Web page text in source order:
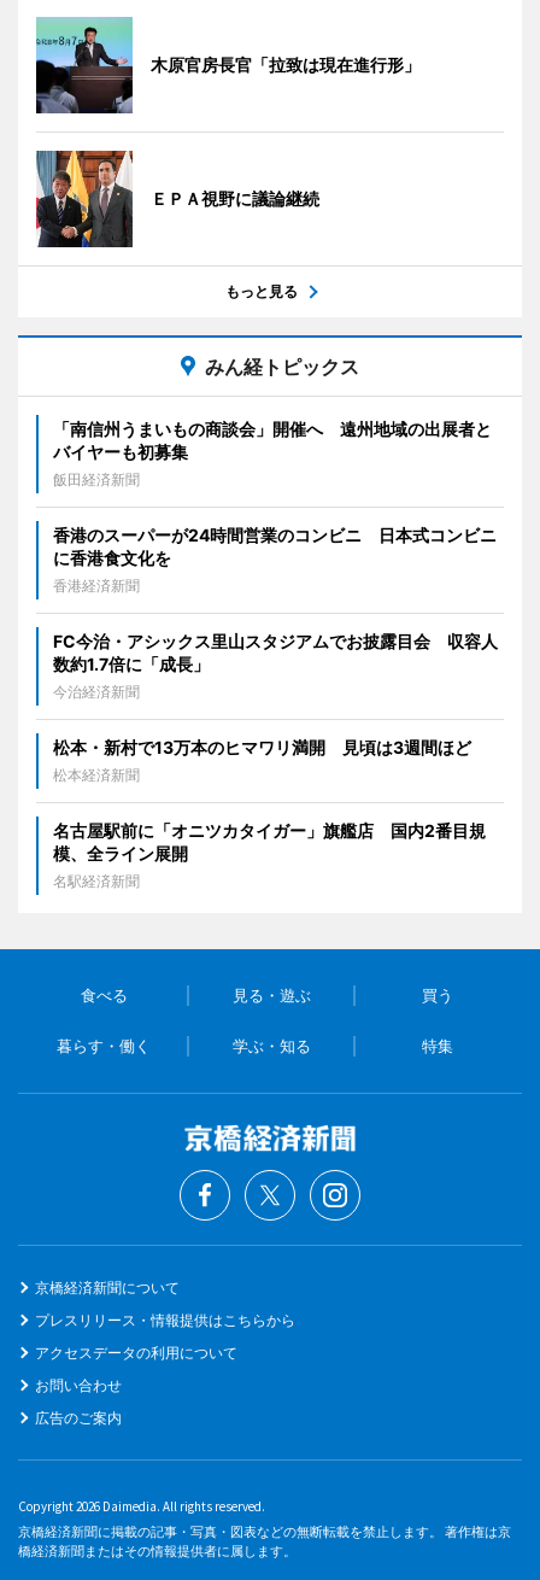
木原官房長官「拉致は現在進行形」
ＥＰＡ視野に議論継続
もっと見る
みん経トピックス
「南信州うまいもの商談会」開催へ 遠州地域の出展者と
バイヤーも初募集
飯田経済新聞
香港のスーパーが24時間営業のコンビニ 日本式コンビニ
に香港食文化を
香港経済新聞
FC今治・アシックス里山スタジアムでお披露目会 収容人
数約1.7倍に「成長」
今治経済新聞
松本・新村で13万本のヒマワリ満開 見頃は3週間ほど
松本経済新聞
名古屋駅前に「オニツカタイガー」旗艦店 国内2番目規
模、全ライン展開
名駅経済新聞
食べる 見る・遊ぶ 買う
暮らす・働く 学ぶ・知る 特集
京橋経済新聞について
プレスリリース・情報提供はこちらから
アクセスデータの利用について
お問い合わせ
広告のご案内
Copyright 2026 Daimedia. All rights reserved.
京橋経済新聞に掲載の記事・写真・図表などの無断転載を禁止します。 著作権は京
橋経済新聞またはその情報提供者に属します。